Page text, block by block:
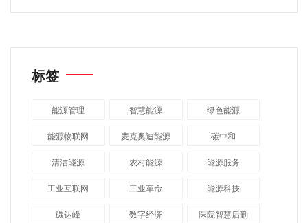
标签
能源管理 智慧能源 绿色能源
能源物联网 麦克奥迪能源 碳中和
清洁能源 农村能源 能源服务
工业互联网 工业革命 能源科技
碳达峰 数字经济 医院智慧后勤